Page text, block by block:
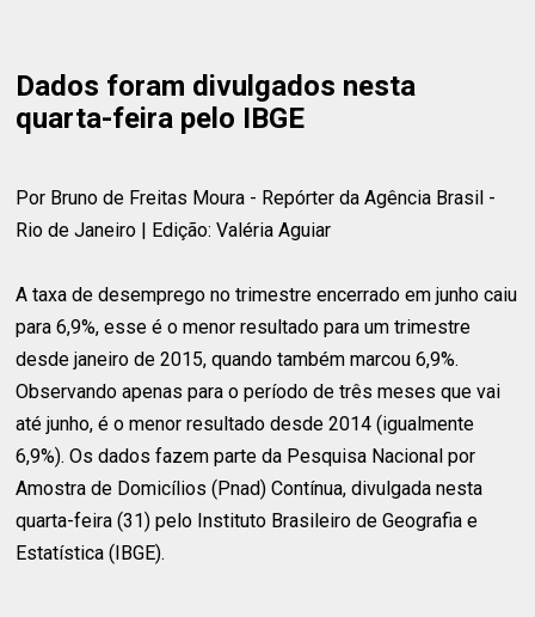
Dados foram divulgados nesta
quarta-feira pelo IBGE
Por Bruno de Freitas Moura - Repórter da Agência Brasil -
Rio de Janeiro | Edição: Valéria Aguiar
A taxa de desemprego no trimestre encerrado em junho caiu
para 6,9%, esse é o menor resultado para um trimestre
desde janeiro de 2015, quando também marcou 6,9%.
Observando apenas para o período de três meses que vai
até junho, é o menor resultado desde 2014 (igualmente
6,9%). Os dados fazem parte da Pesquisa Nacional por
Amostra de Domicílios (Pnad) Contínua, divulgada nesta
quarta-feira (31) pelo Instituto Brasileiro de Geografia e
Estatística (IBGE).